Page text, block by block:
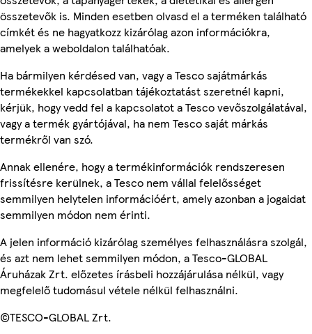
összetevők is. Minden esetben olvasd el a terméken található
címkét és ne hagyatkozz kizárólag azon információkra,
amelyek a weboldalon találhatóak.
Ha bármilyen kérdésed van, vagy a Tesco sajátmárkás
termékekkel kapcsolatban tájékoztatást szeretnél kapni,
kérjük, hogy vedd fel a kapcsolatot a Tesco vevőszolgálatával,
vagy a termék gyártójával, ha nem Tesco saját márkás
termékről van szó.
Annak ellenére, hogy a termékinformációk rendszeresen
frissítésre kerülnek, a Tesco nem vállal felelősséget
semmilyen helytelen információért, amely azonban a jogaidat
semmilyen módon nem érinti.
A jelen információ kizárólag személyes felhasználásra szolgál,
és azt nem lehet semmilyen módon, a Tesco-GLOBAL
Áruházak Zrt. előzetes írásbeli hozzájárulása nélkül, vagy
megfelelő tudomásul vétele nélkül felhasználni.
©TESCO-GLOBAL Zrt.